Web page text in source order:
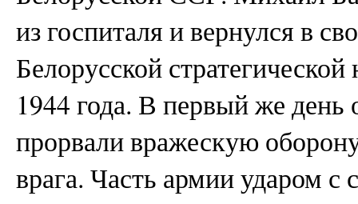
из госпиталя и вернулся в
Белорусской
1944 года. В первый же день
прорвали вражескую
врага. Часть армии ударом с